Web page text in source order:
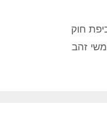
חוק
משי זהב